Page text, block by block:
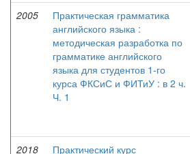
2005
Практическая грамматика
английского языка :
методическая разработка по
грамматике английского
языка для студентов 1-го
курса ФКСиС и ФИТиУ : в 2 ч.
Ч. 1
2018
Практический курс